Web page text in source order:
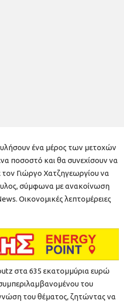
ένα μέρος των μετοχών
ποσοστό και θα συνεχίσουν να
τον Γιώργο Χατζηγεωργίου να
σύμφωνα με ανακοίνωση
Οικονομικές λεπτομέρειες
στα 635 εκατομμύρια ευρώ
του
του θέματος, ζητώντας να